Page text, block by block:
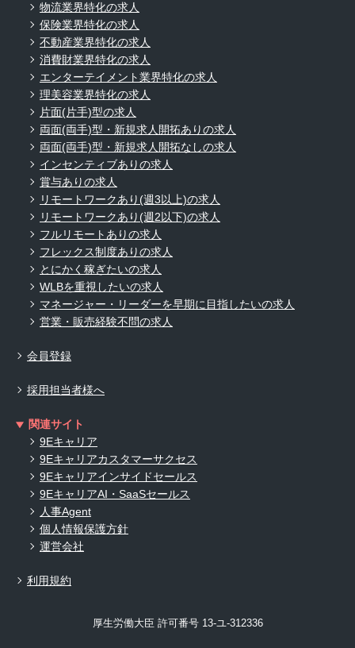
物流業界特化の求人
保険業界特化の求人
不動産業界特化の求人
消費財業界特化の求人
エンターテイメント業界特化の求人
理美容業界特化の求人
片面(片手)型の求人
両面(両手)型・新規求人開拓ありの求人
両面(両手)型・新規求人開拓なしの求人
インセンティブありの求人
賞与ありの求人
リモートワークあり(週3以上)の求人
リモートワークあり(週2以下)の求人
フルリモートありの求人
フレックス制度ありの求人
とにかく稼ぎたいの求人
WLBを重視したいの求人
マネージャー・リーダーを早期に目指したいの求人
営業・販売経験不問の求人
会員登録
採用担当者様へ
関連サイト
9Eキャリア
9Eキャリアカスタマーサクセス
9Eキャリアインサイドセールス
9EキャリアAI・SaaSセールス
人事Agent
個人情報保護方針
運営会社
利用規約
厚生労働大臣 許可番号 13-ユ-312336